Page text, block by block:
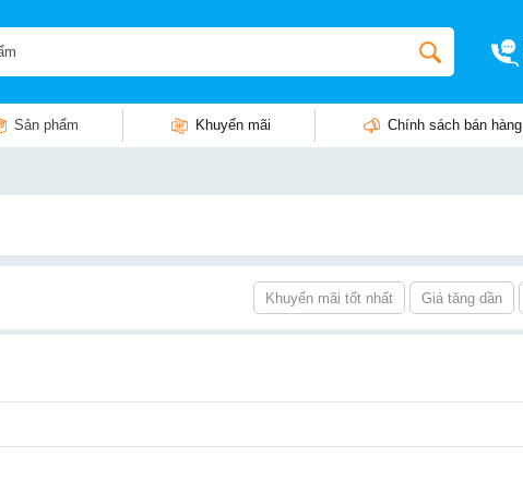
Sản phẩm Khuyến mãi Chính sách bán hàng
Khuyến mãi tốt nhất Giá tăng dần